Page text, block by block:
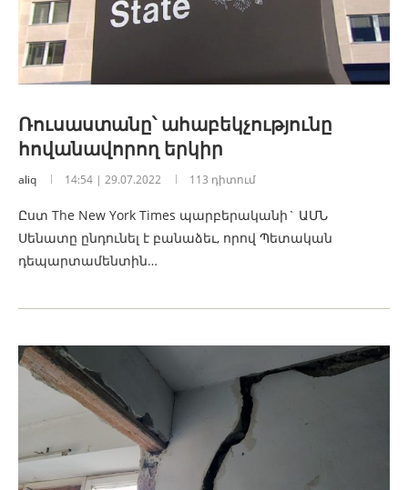
Ռուսաստանը՝ ահաբեկչությունը
հովանավորող երկիր
aliq 14:54 | 29.07.2022 113 դիտում
Ըստ The New York Times պարբերականի` ԱՄՆ
Սենատը ընդունել է բանաձեւ, որով Պետական
դեպարտամենտին…